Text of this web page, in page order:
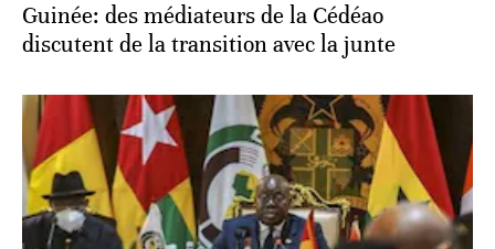
Guinée: des médiateurs de la Cédéao
discutent de la transition avec la junte